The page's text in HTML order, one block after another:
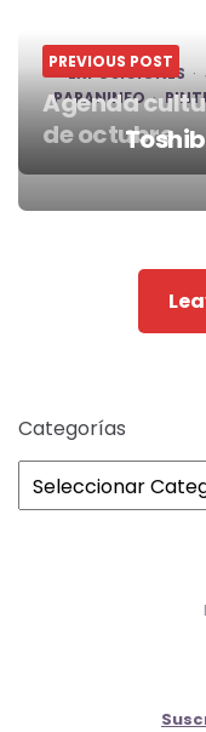
EXPOSICIONES
PARANINFO
Post
PREVIOUS POST
Agenda
de octubre
Categorías